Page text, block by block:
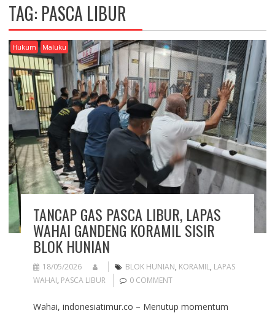
TAG: PASCA LIBUR
Hukum Maluku
TANCAP GAS PASCA LIBUR, LAPAS
WAHAI GANDENG KORAMIL SISIR
BLOK HUNIAN
18/05/2026 BLOK HUNIAN, KORAMIL, LAPAS
WAHAI, PASCA LIBUR 0 COMMENT
Wahai, indonesiatimur.co – Menutup momentum